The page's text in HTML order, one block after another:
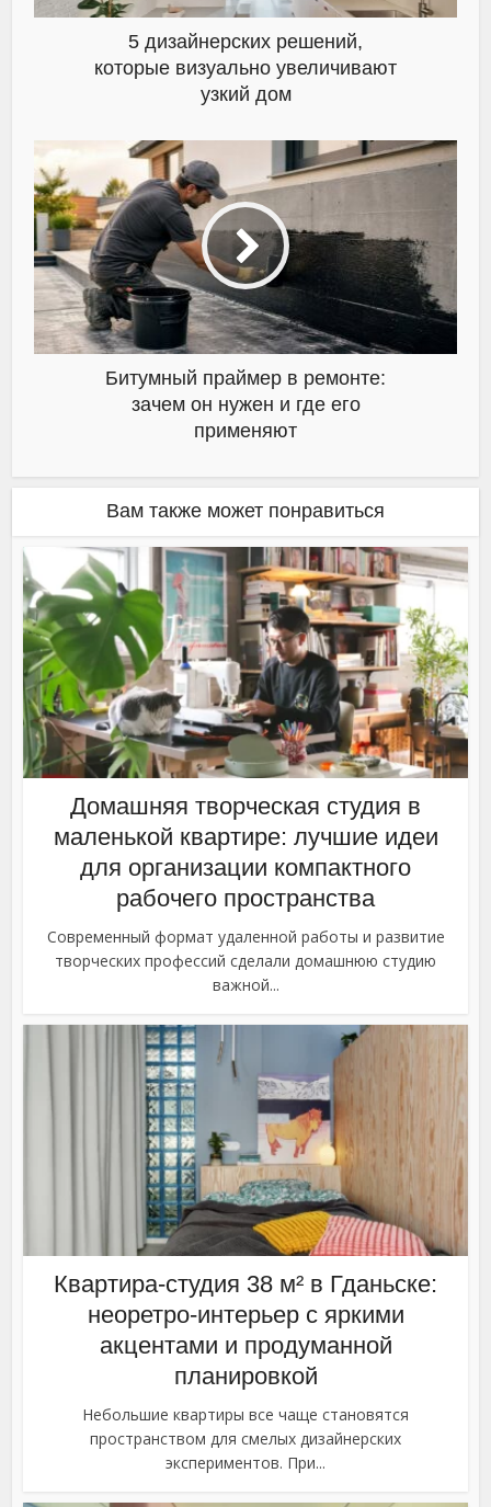
5 дизайнерских решений,
которые визуально увеличивают
узкий дом
Битумный праймер в ремонте:
зачем он нужен и где его
применяют
Вам также может понравиться
Домашняя творческая студия в
маленькой квартире: лучшие идеи
для организации компактного
рабочего пространства
Современный формат удаленной работы и развитие
творческих профессий сделали домашнюю студию
важной...
Квартира-студия 38 м² в Гданьске:
неоретро-интерьер с яркими
акцентами и продуманной
планировкой
Небольшие квартиры все чаще становятся
пространством для смелых дизайнерских
экспериментов. При...